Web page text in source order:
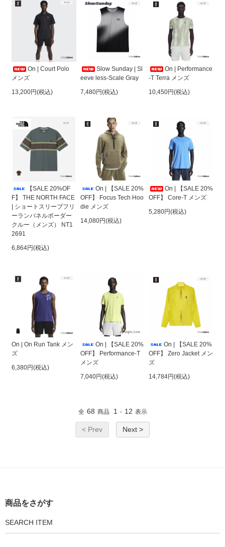
On | Court Polo
メンズ
13,200円(税込)
Slow Sunday | Sl
eeve less-Scale Gray
7,480円(税込)
On | Performance
-T Terra メンズ
10,450円(税込)
【SALE 20%OF
F】 THE NORTH FACE
| ショートスリーブフリ
ーランパネルボーダー
クルー（メンズ） NT1
2691
6,864円(税込)
On | 【SALE 20%
OFF】 Focus Tech Hoo
die メンズ
14,080円(税込)
On | 【SALE 20%
OFF】 Core-T メンズ
5,280円(税込)
On | On Run Tank メン
ズ
6,380円(税込)
On | 【SALE 20%
OFF】 Performance-T
メンズ
7,040円(税込)
On | 【SALE 20%
OFF】 Zero Jacket メン
ズ
14,784円(税込)
全 68 商品 1 - 12 表示
< Prev Next >
商品をさがす
SEARCH ITEM